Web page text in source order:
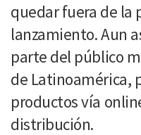
quedar fuera de la
lanzamiento. Aun
parte del público
de Latinoamérica,
productos vía
distribución.